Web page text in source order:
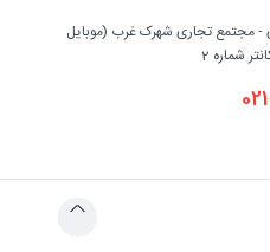
- مجتمع تجاری شهرک غرب (موبایل
شماره 2